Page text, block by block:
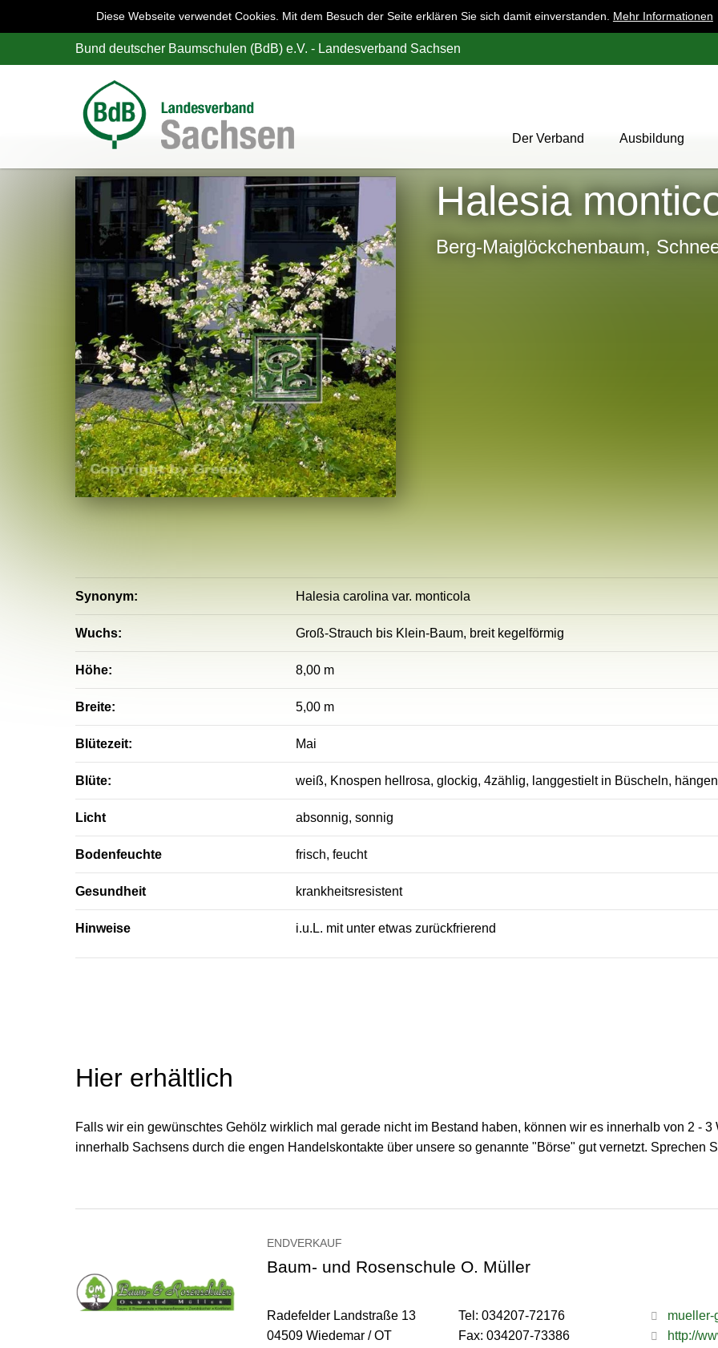
Diese Webseite verwendet Cookies. Mit dem Besuch der Seite erklären Sie sich damit einverstanden. Mehr Informationen
Bund deutscher Baumschulen (BdB) e.V. - Landesverband Sachsen
Der Verband
Über uns
Mitglieder
Ausbildung
Halesia
Berg-Maiglöckchenbaum,
Synonym: Halesia carolina var. monticola
Wuchs: Groß-Strauch bis Klein-Baum, breit kegelförmig
Höhe: 8,00 m
Breite: 5,00 m
Blütezeit: Mai
Blüte: weiß, Knospen hellrosa, glockig, 4zählig, langgestielt in Büscheln,
Licht absonnig, sonnig
Bodenfeuchte frisch, feucht
Gesundheit krankheitsresistent
Hinweise i.u.L. mit unter etwas zurückfrierend
Hier erhältlich
Falls wir ein gewünschtes Gehölz wirklich mal gerade nicht im Bestand haben, können wir es innerhalb von 2 -
innerhalb Sachsens durch die engen Handelskontakte über unsere so genannte "Börse" gut vernetzt. Sprechen
ENDVERKAUF
Baum- und Rosenschule O. Müller
Radefelder Landstraße 13
04509 Wiedemar / OT
Tel: 034207-72176
Fax: 034207-73386
mueller-
http://